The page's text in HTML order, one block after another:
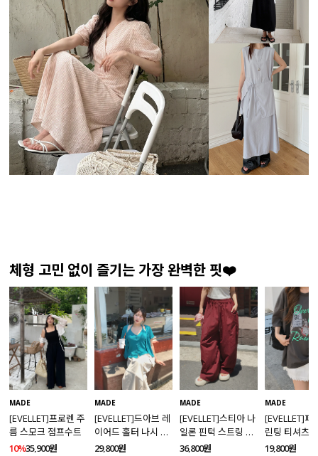
체형 고민 없이 즐기는 가장 완벽한 핏❤️
MADE
[EVELLET]프로렌 주
름 스모크 점프수트
10%35,900원
MADE
[EVELLET]드아브 레
이어드 홀터 나시 가
디건 티셔츠
29,800원
MADE
[EVELLET]스티아 나
일론 핀턱 스트링 커
브드 밴딩팬츠
36,800원
MADE
[EVELLET]페
린팅 티셔츠
19,800원